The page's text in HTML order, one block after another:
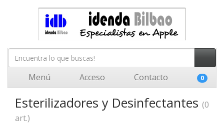
Menú Acceso Contacto 0
Esterilizadores y Desinfectantes (0
art.)